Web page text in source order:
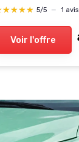
5/5 — 1 avis
Voir l'offre